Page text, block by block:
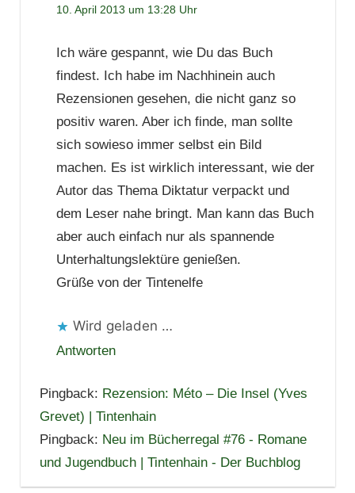
10. April 2013 um 13:28 Uhr
Ich wäre gespannt, wie Du das Buch
findest. Ich habe im Nachhinein auch
Rezensionen gesehen, die nicht ganz so
positiv waren. Aber ich finde, man sollte
sich sowieso immer selbst ein Bild
machen. Es ist wirklich interessant, wie der
Autor das Thema Diktatur verpackt und
dem Leser nahe bringt. Man kann das Buch
aber auch einfach nur als spannende
Unterhaltungslektüre genießen.
Grüße von der Tintenelfe
Wird geladen …
Antworten
Pingback: Rezension: Méto – Die Insel (Yves
Grevet) | Tintenhain
Pingback: Neu im Bücherregal #76 - Romane
und Jugendbuch | Tintenhain - Der Buchblog